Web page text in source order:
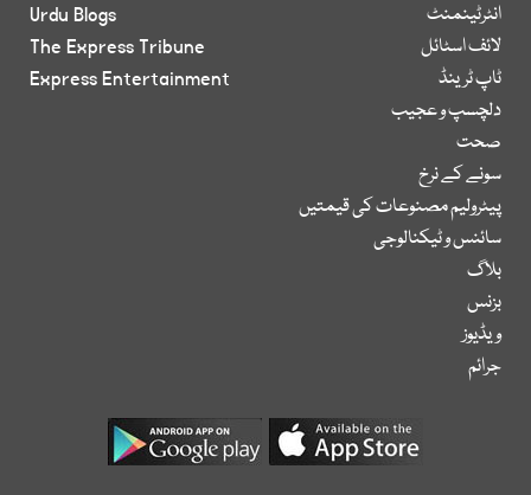
انٹرٹینمنٹ
لائف اسٹائل
ٹاپ ٹرینڈ
دلچسپ و عجیب
صحت
سونے کے نرخ
پیٹرولیم مصنوعات کی قیمتیں
سائنس و ٹیکنالوجی
بلاگ
بزنس
ویڈیوز
جرائم
Urdu Blogs
The Express Tribune
Express Entertainment